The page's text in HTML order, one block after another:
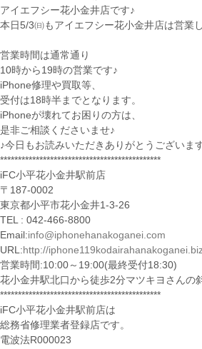
アイエフシー花小金井店です♪
本日5/3㈰もアイエフシー花小金井店は営業
営業時間は通常通り
10時から19時の営業です♪
iPhone修理や買取等、
受付は18時半までとなります。
iPhoneが壊れてお困りの方は、
是非ご相談くださいませ♪
♪今日もお読みいただきありがとうございま
*********************************************
iFC小平花小金井駅前店
〒187-0002
東京都小平市花小金井1-3-26
TEL : 042-466-8800
Email:info@iphonehanakoganei.com
URL: http://
営業時間:10:00～19:00(最終受付18:30)
花小金井駅北口から徒歩2分マツキヨさんの
*********************************************
iFC小平花小金井駅前店は
総務省修理業者登録店です。
電波法R000023